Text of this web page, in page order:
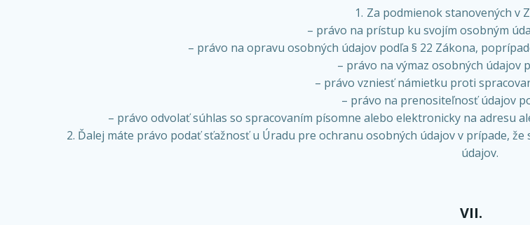
Za podmienok stanovených v
– právo na prístup ku svojím osobným
– právo na opravu osobných údajov podľa § 22 Zákona,
– právo na výmaz osobných údajov
– právo vzniesť námietku proti
– právo na prenositeľnosť údajov
– právo odvolať súhlas so spracovaním písomne alebo elektronicky na adresu
Ďalej máte právo podať sťažnosť u Úradu pre ochranu osobných údajov v prípade,
údajov.
VII.